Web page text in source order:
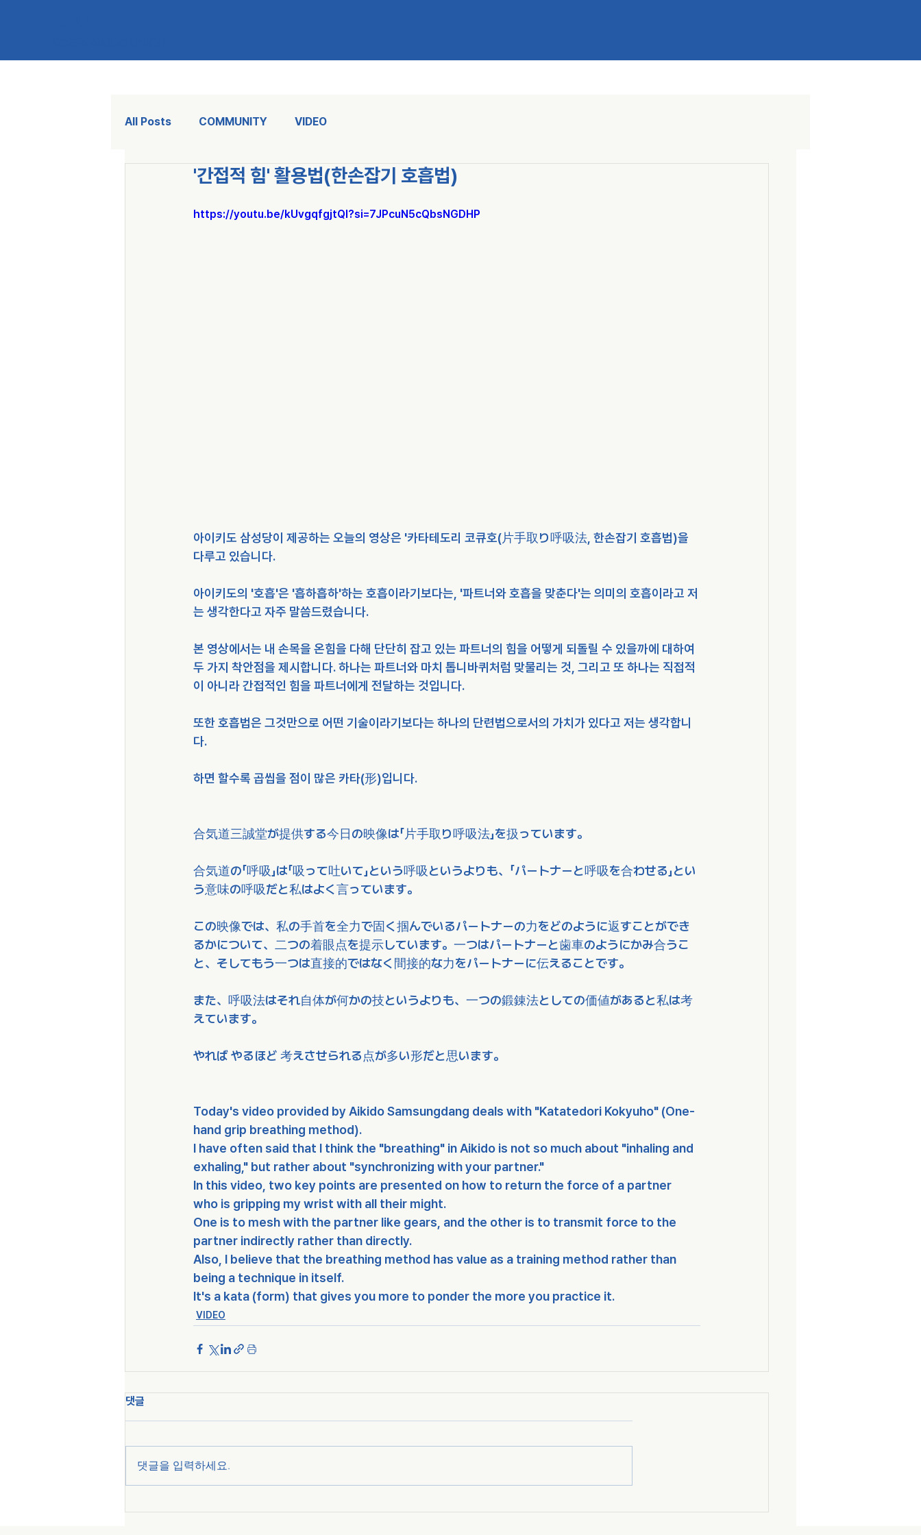
All Posts COMMUNITY VIDEO
'간접적 힘' 활용법(한손잡기 호흡법)
https://youtu.be/kUvgqfgjtQI?si=7JPcuN5cQbsNGDHP
아이키도 삼성당이 제공하는 오늘의 영상은 '카타테도리 코큐호(片手取り呼吸法, 한손잡기 호흡법)을
다루고 있습니다.
아이키도의 '호흡'은 '흡하흡하'하는 호흡이라기보다는, '파트너와 호흡을 맞춘다'는 의미의 호흡이라고 저
는 생각한다고 자주 말씀드렸습니다.
본 영상에서는 내 손목을 온힘을 다해 단단히 잡고 있는 파트너의 힘을 어떻게 되돌릴 수 있을까에 대하여
두 가지 착안점을 제시합니다. 하나는 파트너와 마치 톱니바퀴처럼 맞물리는 것, 그리고 또 하나는 직접적
이 아니라 간접적인 힘을 파트너에게 전달하는 것입니다.
또한 호흡법은 그것만으로 어떤 기술이라기보다는 하나의 단련법으로서의 가치가 있다고 저는 생각합니
다.
하면 할수록 곱씹을 점이 많은 카타(形)입니다.
合気道三誠堂が提供する今日の映像は「片手取り呼吸法」を扱っています。
合気道の「呼吸」は「吸って吐いて」という呼吸というよりも、「パートナーと呼吸を合わせる」とい
う意味の呼吸だと私はよく言っています。
この映像では、私の手首を全力で固く掴んでいるパートナーの力をどのように返すことができ
るかについて、二つの着眼点を提示しています。一つはパートナーと歯車のようにかみ合うこ
と、そしてもう一つは直接的ではなく間接的な力をパートナーに伝えることです。
また、呼吸法はそれ自体が何かの技というよりも、一つの鍛錬法としての価値があると私は考
えています。
やれば やるほど 考えさせられる点が多い形だと思います。
Today's video provided by Aikido Samsungdang deals with "Katatedori Kokyuho" (One-
hand grip breathing method).
I have often said that I think the "breathing" in Aikido is not so much about "inhaling and
exhaling," but rather about "synchronizing with your partner."
In this video, two key points are presented on how to return the force of a partner
who is gripping my wrist with all their might.
One is to mesh with the partner like gears, and the other is to transmit force to the
partner indirectly rather than directly.
Also, I believe that the breathing method has value as a training method rather than
being a technique in itself.
It's a kata (form) that gives you more to ponder the more you practice it.
VIDEO
댓글
댓글을 입력하세요.